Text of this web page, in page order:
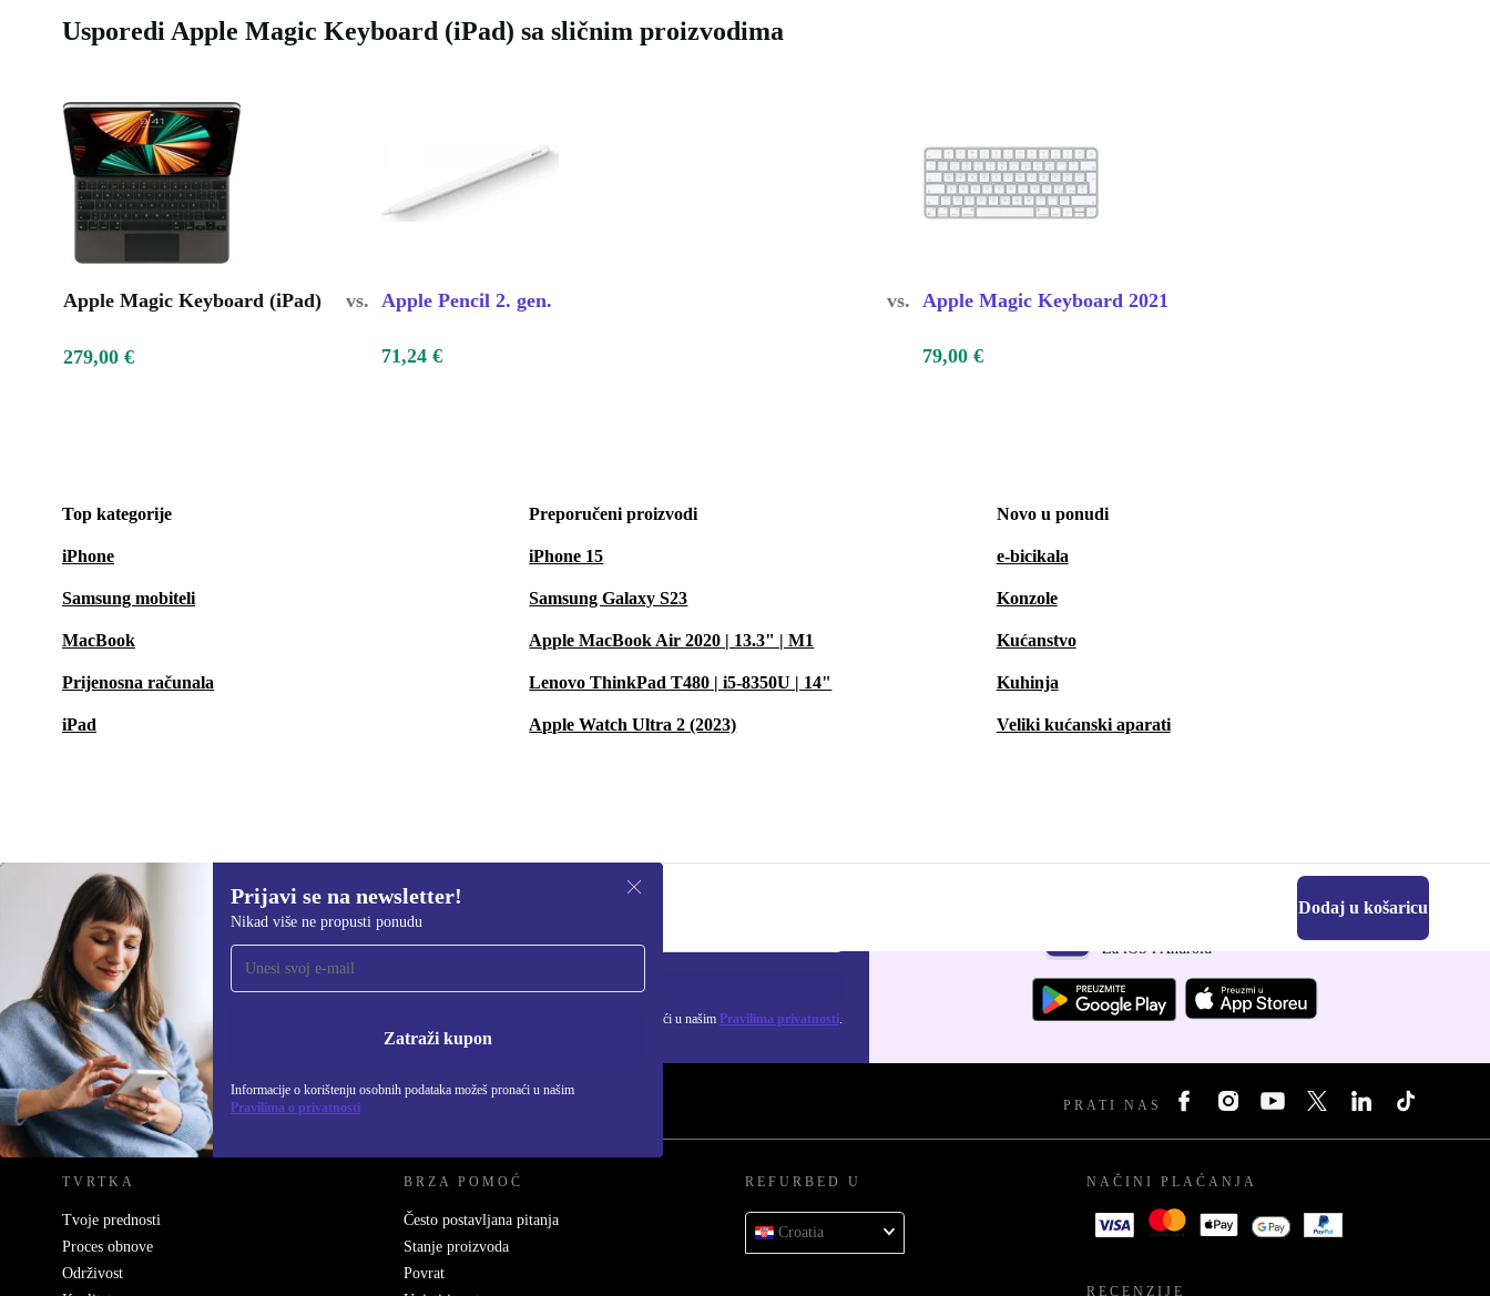
Usporedi Apple Magic Keyboard (iPad) sa sličnim proizvodima
Apple Magic Keyboard (iPad) vs. Apple Pencil 2. gen. vs. Apple Magic Keyboard 2021
279,00 € 71,24 € 79,00 €
Top kategorije
iPhone
Samsung mobiteli
MacBook
Prijenosna računala
iPad
Preporučeni proizvodi
iPhone 15
Samsung Galaxy S23
Apple MacBook Air 2020 | 13.3" | M1
Lenovo ThinkPad T480 | i5-8350U | 14"
Apple Watch Ultra 2 (2023)
Novo u ponudi
e-bicikala
Konzole
Kućanstvo
Kuhinja
Veliki kućanski aparati
279,00 € Dodaj u košaricu
Prijavi se na newsletter!
Nikad više ne propusti ponudu
Zatraži kupon
Informacije o korištenju osobnih podataka možeš pronaći u našim
Pravilima o privatnosti
Prijavi se na newsletter!
Nikad više ne propusti ponudu. Zatraži kupon
Informacije o korištenju osobnih podataka možeš pronaći u našim Pravilima privatnosti.
Za iOS i Android
REFURBED HRVATSKA - RETHINK NEW. PRATI NAS
TVRTKA
Tvoje prednosti
Proces obnove
Održivost
BRZA POMOĆ
Često postavljana pitanja
Stanje proizvoda
Povrat
REFURBED U
Croatia
NAČINI PLAĆANJA
RECENZIJE